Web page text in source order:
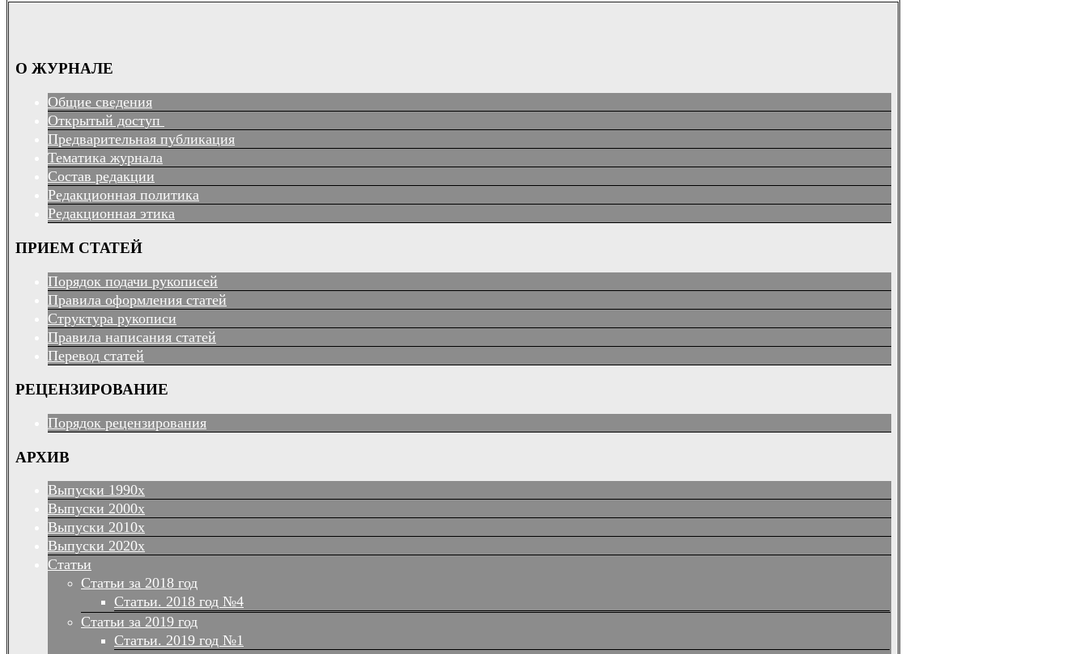
О ЖУРНАЛЕ
Общие сведения
Открытый доступ
Предварительная публикация
Тематика журнала
Состав редакции
Редакционная политика
Редакционная этика
ПРИЕМ СТАТЕЙ
Порядок подачи рукописей
Правила оформления статей
Структура рукописи
Правила написания статей
Перевод статей
РЕЦЕНЗИРОВАНИЕ
Порядок рецензирования
АРХИВ
Выпуски 1990х
Выпуски 2000х
Выпуски 2010х
Выпуски 2020х
Статьи
Статьи за 2018 год
Статьи. 2018 год №4
Статьи за 2019 год
Статьи. 2019 год №1